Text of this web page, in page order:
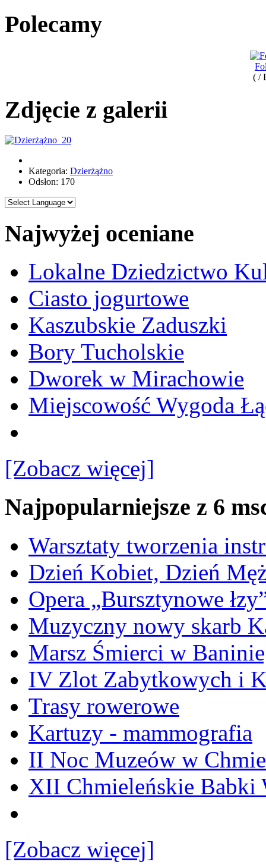
Polecamy
( /
Zdjęcie z galerii
Kategoria: Dzierżążno
Odsłon: 170
Najwyżej oceniane
Lokalne Dziedzictwo
Ciasto jogurtowe
Kaszubskie Zaduszki
Bory Tucholskie
Dworek w Mirachowie
Miejscowość Wygoda
[Zobacz więcej]
Najpopularniejsze z 6
Warsztaty tworzenia
Dzień Kobiet, Dzień
Opera „Bursztynowe
Muzyczny nowy skarb
Marsz Śmierci w
IV Zlot Zabytkowych i
Trasy rowerowe
Kartuzy - mammografia
II Noc Muzeów w
XII Chmieleńskie Babki
[Zobacz więcej]